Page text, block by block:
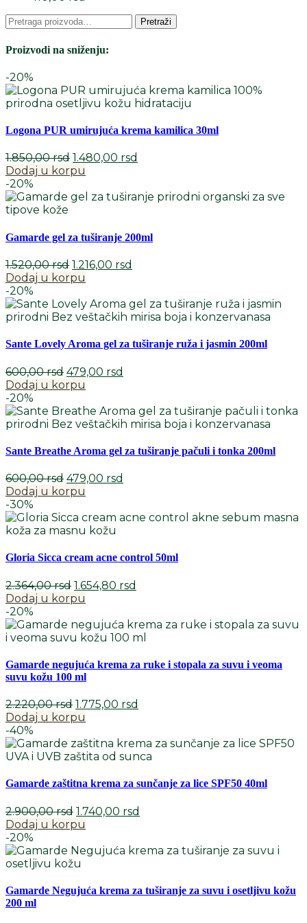
Pretraga
Pretraži
Proizvodi na sniženju:
-20%
Logona PUR umirujuća krema kamilica 30ml
1.850,00rsd Originalna
cena
bila:
1.480,00 rsd
1.480,00 rsd.
Dodaj u korpu
-20%
Gamarde gel za tuširanje 200ml
1.520,00rsd Originalna
cena
bila:
1.520,00 rsd.
1.216,00 rsd
1.216,00 rsd.
Dodaj u korpu
-20%
Sante Lovely Aroma gel za tuširanje ruža i jasmin 200ml
600,00rsd Originalna
cena
bila:
600,00 rsd.
479,00 rsd
479,00 rsd.
Dodaj u korpu
-20%
Sante Breathe Aroma gel za tuširanje pačuli i tonka 200ml
600,00rsd Originalna
cena
bila:
600,00 rsd.
479,00 rsd
479,00 rsd.
Dodaj u korpu
-30%
Gloria Sicca cream acne control 50ml
2.364,00rsd Originalna
cena
bila:
2.364,00 rsd.
1.654,80 rsd
1.654,80 rsd.
Dodaj u korpu
-20%
Gamarde negujuća krema za ruke i stopala za suvu i veoma
suvu kožu 100 ml
2.220,00rsd Originalna
cena
bila:
2.220,00 rsd.
1.775,00 rsd
1.775,00 rsd.
Dodaj u korpu
-40%
Gamarde zaštitna krema za sunčanje za lice SPF50 40ml
2.900,00rsd Originalna
cena
bila:
2.900,00 rsd.
1.740,00 rsd
1.740,00 rsd.
Dodaj u korpu
-20%
Gamarde Negujuća krema za tuširanje za suvu i osetljivu kožu
200 ml